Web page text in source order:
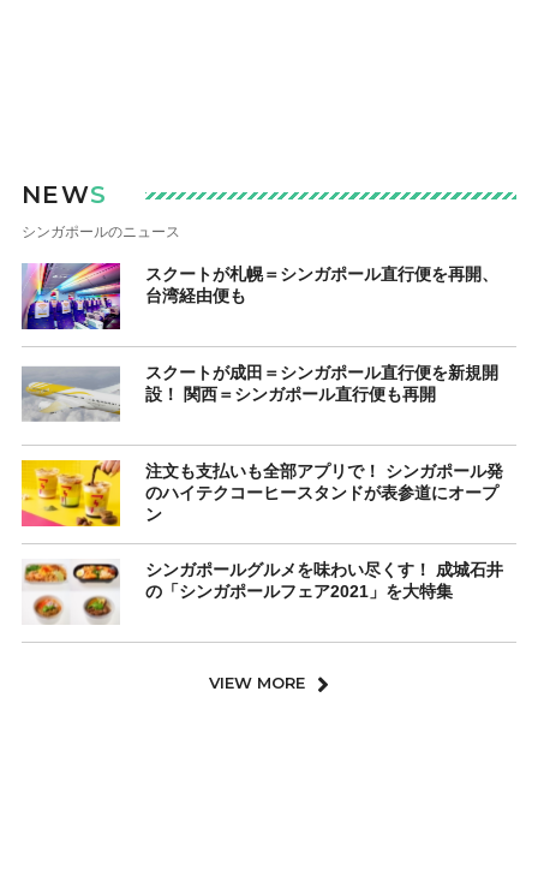
NEWS
シンガポールのニュース
スクートが札幌＝シンガポール直行便を再開、
台湾経由便も
スクートが成田＝シンガポール直行便を新規開
設！ 関西＝シンガポール直行便も再開
注文も支払いも全部アプリで！ シンガポール発
のハイテクコーヒースタンドが表参道にオープ
ン
シンガポールグルメを味わい尽くす！ 成城石井
の「シンガポールフェア2021」を大特集
VIEW MORE